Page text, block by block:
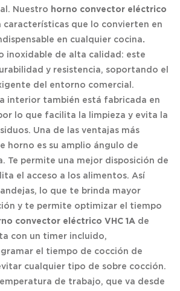
Nuestro horno convector eléctrico
características que lo convierten en
en cualquier cocina.
inoxidable de alta calidad: este
y resistencia, soportando el
del entorno comercial.
interior también está fabricada en
lo que facilita la limpieza y evita la
Una de las ventajas más
horno es su amplio ángulo de
Te permite una mejor disposición de
el acceso a los alimentos. Así
lo que te brinda mayor
y te permite optimizar el tiempo
convector eléctrico VHC 1A de
con un timer incluido,
el tiempo de cocción de
cualquier tipo de sobre cocción.
de trabajo, que va desde